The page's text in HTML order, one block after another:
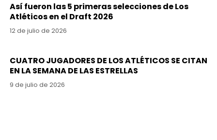
Así fueron las 5 primeras selecciones de Los
Atléticos en el Draft 2026
12 de julio de 2026
CUATRO JUGADORES DE LOS ATLÉTICOS SE CITAN
EN LA SEMANA DE LAS ESTRELLAS
9 de julio de 2026